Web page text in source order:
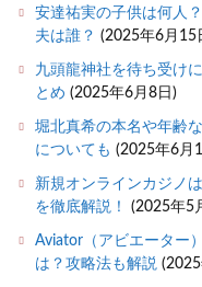
安達祐実の子供は何人
夫は誰？ (2025年6月15
九頭龍神社を待ち受け
とめ (2025年6月8日)
堀北真希の本名や年齢
についても (2025年6月
新規オンラインカジノ
を徹底解説！
(2025年5
Aviator（アビエーター
は？攻略法も解説